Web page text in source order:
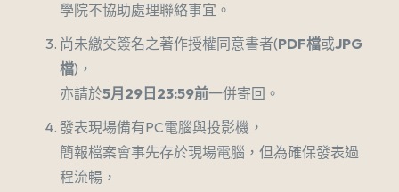
學院不協助處理聯絡事宜。
尚未繳交簽名之著作授權同意書者(PDF檔或JPG
檔)，
亦請於5月29日23:59前一併寄回。
發表現場備有PC電腦與投影機，
簡報檔案會事先存於現場電腦，但為確保發表過
程流暢，